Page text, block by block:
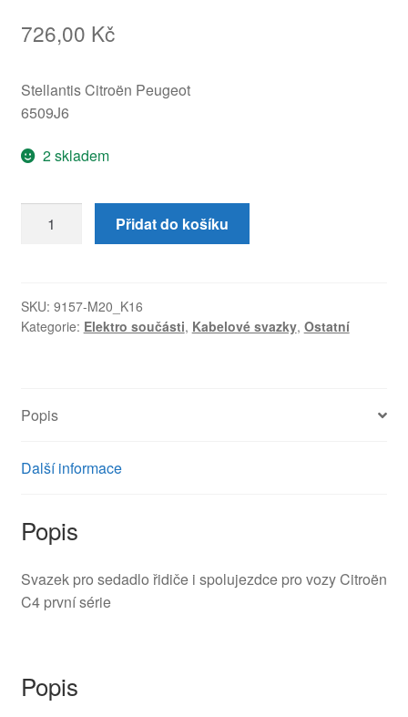
726,00 Kč
Stellantis Citroën Peugeot
6509J6
2 skladem
sedadla
Citroën
C4
Přidat do košíku
SKU: 9157-M20_K16
Kategorie: Elektro součásti, Kabelové svazky, Ostatní
Popis
Další informace
Popis
Svazek pro sedadlo řidiče i spolujezdce pro vozy Citroën
C4 první série
Popis